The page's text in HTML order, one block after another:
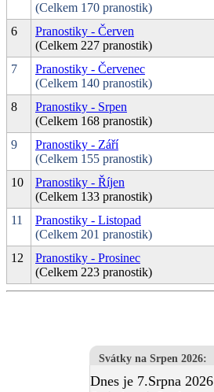
(Celkem 170 pranostik)
6
Pranostiky - Červen
(Celkem 227 pranostik)
7
Pranostiky - Červenec
(Celkem 140 pranostik)
8
Pranostiky - Srpen
(Celkem 168 pranostik)
9
Pranostiky - Září
(Celkem 155 pranostik)
10
Pranostiky - Říjen
(Celkem 133 pranostik)
11
Pranostiky - Listopad
(Celkem 201 pranostik)
12
Pranostiky - Prosinec
(Celkem 223 pranostik)
Svátky na Srpen 2026:
Dnes je 7.Srpna 2026